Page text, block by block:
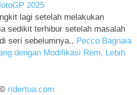
2025
lagi setelah melakukan
sedikit terhibur setelah masalah
seri sebelumnya.. Pecco Bagnaia
dengan Modifikasi Rem, Lebih
ridertua.com